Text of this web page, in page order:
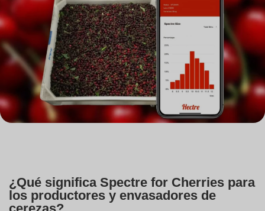
¿Qué significa Spectre for Cherries para
los productores y envasadores de